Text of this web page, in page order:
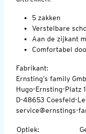
5 zakken
Verstelbare
Aan de zijkant
Comfortabel
Fabrikant:
Ernsting’s family
Hugo-Ernsting-Platz 1
D-48653 Coesfeld-
service@ernstings-
Optiek: